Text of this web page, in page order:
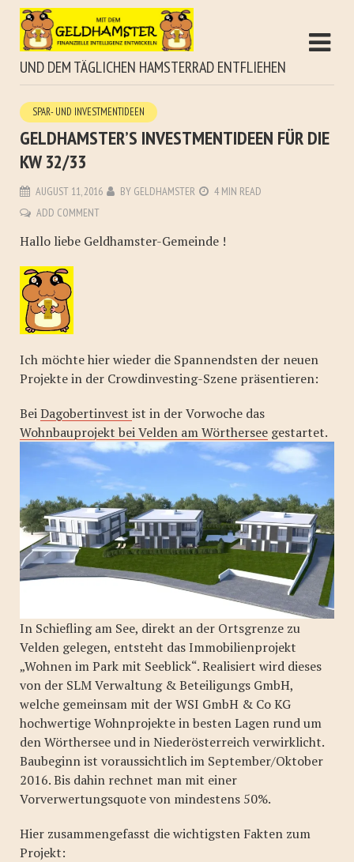
UND DEM TÄGLICHEN HAMSTERRAD ENTFLIEHEN
SPAR- UND INVESTMENTIDEEN
GELDHAMSTER’S INVESTMENTIDEEN FÜR DIE
KW 32/33
AUGUST 11, 2016 BY GELDHAMSTER
4 MIN READ
ADD COMMENT
Hallo liebe Geldhamster-Gemeinde !
Ich möchte hier wieder die Spannendsten der neuen
Projekte in der Crowdinvesting-Szene präsentieren:
BeiDagobertinvest ist in der Vorwoche das
Wohnbauprojekt bei Velden am Wörthersee gestartet.
In Schiefling am See, direkt an der Ortsgrenze zu
Velden gelegen, entsteht das Immobilienprojekt
„Wohnen im Park mit Seeblick“. Realisiert wird dieses
von der SLM Verwaltung & Beteiligungs GmbH,
welche gemeinsam mit der WSI GmbH & Co KG
hochwertige Wohnprojekte in besten Lagen rund um
den Wörthersee und in Niederösterreich verwirklicht.
Baubeginn ist voraussichtlich im September/Oktober
2016. Bis dahin rechnet man mit einer
Vorverwertungsquote von mindestens 50%.
Hier zusammengefasst die wichtigsten Fakten zum
Projekt: